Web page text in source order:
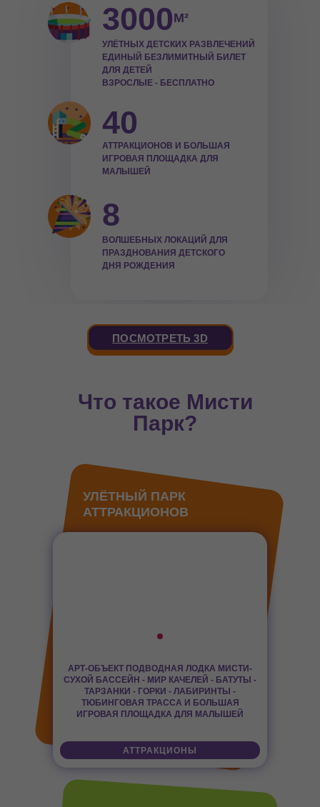
3000
УЛЁТНЫХ ДЕТСКИХ РАЗВЛЕЧЕНИЙ
ЕДИНЫЙ БЕЗЛИМИТНЫЙ БИЛЕТ
ДЛЯ ДЕТЕЙ
ВЗРОСЛЫЕ - БЕСПЛАТНО
40
АТТРАКЦИОНОВ И БОЛЬШАЯ
ИГРОВАЯ ПЛОЩАДКА ДЛЯ
МАЛЫШЕЙ
8
ВОЛШЕБНЫХ ЛОКАЦИЙ ДЛЯ
ПРАЗДНОВАНИЯ ДЕТСКОГО
ДНЯ РОЖДЕНИЯ
М²
ПОСМОТРЕТЬ 3D
Что такое Мисти
Парк?
УЛЁТНЫЙ ПАРК
АТТРАКЦИОНОВ
АРТ-ОБЪЕКТ ПОДВОДНАЯ ЛОДКА МИСТИ-
СУХОЙ БАССЕЙН - МИР КАЧЕЛЕЙ - БАТУТЫ -
ТАРЗАНКИ - ГОРКИ - ЛАБИРИНТЫ -
ТЮБИНГОВАЯ ТРАССА И БОЛЬШАЯ
ИГРОВАЯ ПЛОЩАДКА ДЛЯ МАЛЫШЕЙ
АТТРАКЦИОНЫ